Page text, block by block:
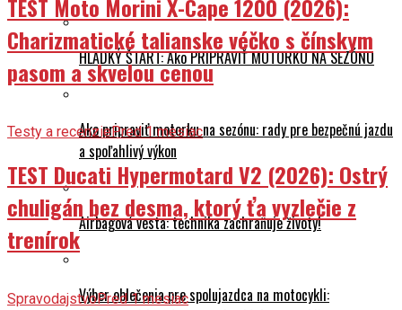
Na naháči svetom: 245 000 km na Yamahe FZ1N a
nechystá sa skončiť
Ako pripraviť motorku na sezónu: rady pre bezpečnú jazdu
a spoľahlivý výkon
Testy a recenziePred 1 mesiac
TEST Moto Morini X-Cape 1200 (2026):
Charizmatické talianske véčko s čínskym
pasom a skvelou cenou
Testy a recenzie Pred 1 mesiac
TEST Ducati Hypermotard V2 (2026): Ostrý
chuligán bez desma, ktorý ťa vyzlečie z
trenírok